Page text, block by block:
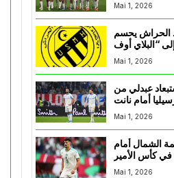
Mai 1, 2026
الحراش يحسم
Mai 1, 2026
عبدلي من
أمام نانت
Mai 1, 2026
الشمال أمام
في كأس الأمير
Mai 1, 2026